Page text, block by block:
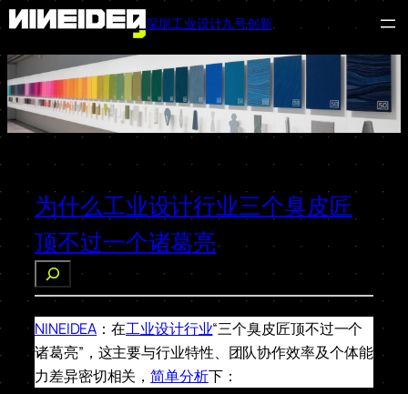
跳
至
内
容
深圳工业设计九号创新
为什么工业设计行业三个臭皮匠
顶不过一个诸葛亮
索
NINEIDEA ：在工业设计行业“三个臭皮匠顶不过一个
诸葛亮”，这主要与行业特性、团队协作效率及个体能
力差异密切相关，简单分析下：